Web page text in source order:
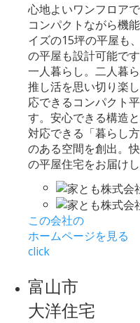
心地よいワンフロア
コンパクトながら機
イズの15坪の平屋も
の平屋も設計可能です
一人暮らし。二人暮
推し活を思い切り楽
応できるコンパクト
す。安心できる構造
対応できる「暮らし
のある空間を創出。
の平屋住宅をお届けし
この会社の
ホームページを見る
click
富山市
大洋住宅